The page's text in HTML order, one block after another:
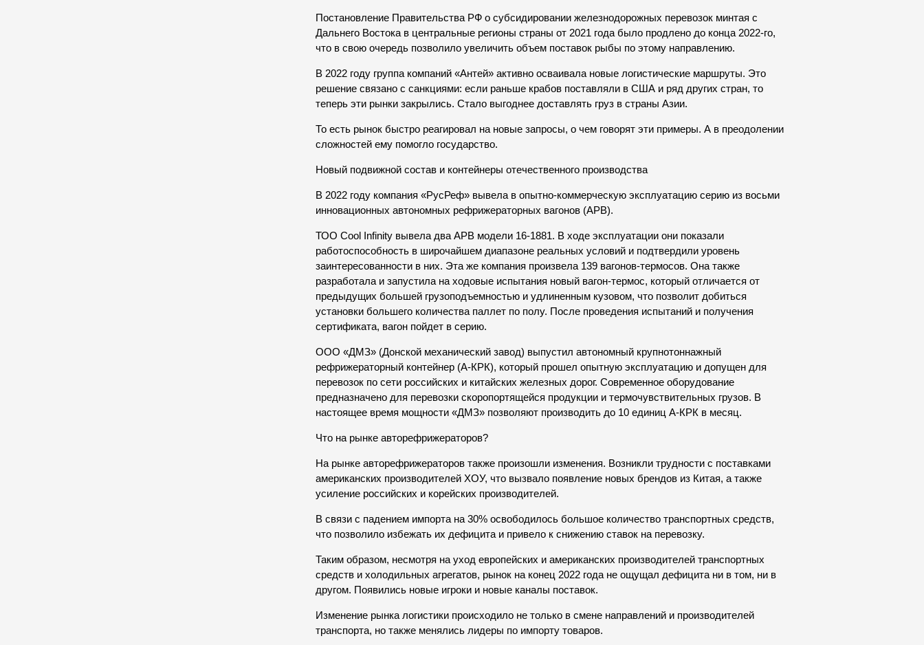
Постановление Правительства РФ о субсидировании железнодорожных перевозок минтая с
Дальнего Востока в центральные регионы страны от 2021 года было продлено до конца 2022-го,
что в свою очередь позволило увеличить объем поставок рыбы по этому направлению.
В 2022 году группа компаний «Антей» активно осваивала новые логистические маршруты. Это
решение связано с санкциями: если раньше крабов поставляли в США и ряд других стран, то
теперь эти рынки закрылись. Стало выгоднее доставлять груз в страны Азии.
То есть рынок быстро реагировал на новые запросы, о чем говорят эти примеры. А в преодолении
сложностей ему помогло государство.
Новый подвижной состав и контейнеры отечественного производства
В 2022 году компания «РусРеф» вывела в опытно-коммерческую эксплуатацию серию из восьми
инновационных автономных рефрижераторных вагонов (АРВ).
ТОО Cool Infinity вывела два АРВ модели 16-1881. В ходе эксплуатации они показали
работоспособность в широчайшем диапазоне реальных условий и подтвердили уровень
заинтересованности в них. Эта же компания произвела 139 вагонов-термосов. Она также
разработала и запустила на ходовые испытания новый вагон-термос, который отличается от
предыдущих большей грузоподъемностью и удлиненным кузовом, что позволит добиться
установки большего количества паллет по полу. После проведения испытаний и получения
сертификата, вагон пойдет в серию.
ООО «ДМЗ» (Донской механический завод) выпустил автономный крупнотоннажный
рефрижераторный контейнер (А-КРК), который прошел опытную эксплуатацию и допущен для
перевозок по сети российских и китайских железных дорог. Современное оборудование
предназначено для перевозки скоропортящейся продукции и термочувствительных грузов. В
настоящее время мощности «ДМЗ» позволяют производить до 10 единиц А-КРК в месяц.
Что на рынке авторефрижераторов?
На рынке авторефрижераторов также произошли изменения. Возникли трудности с поставками
американских производителей ХОУ, что вызвало появление новых брендов из Китая, а также
усиление российских и корейских производителей.
В связи с падением импорта на 30% освободилось большое количество транспортных средств,
что позволило избежать их дефицита и привело к снижению ставок на перевозку.
Таким образом, несмотря на уход европейских и американских производителей транспортных
средств и холодильных агрегатов, рынок на конец 2022 года не ощущал дефицита ни в том, ни в
другом. Появились новые игроки и новые каналы поставок.
Изменение рынка логистики происходило не только в смене направлений и производителей
транспорта, но также менялись лидеры по импорту товаров.